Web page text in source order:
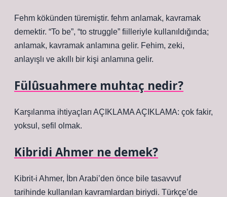
Fehm kökünden türemiştir. fehm anlamak, kavramak
demektir. “To be”, “to struggle” fiilleriyle kullanıldığında;
anlamak, kavramak anlamına gelir. Fehim, zeki,
anlayışlı ve akıllı bir kişi anlamına gelir.
Fülûsuahmere muhtaç nedir?
Karşılanma ihtiyaçları AÇIKLAMA AÇIKLAMA: çok fakir,
yoksul, sefil olmak.
Kibridi Ahmer ne demek?
Kibrit-i Ahmer, İbn Arabi’den önce bile tasavvuf
tarihinde kullanılan kavramlardan biriydi. Türkçe’de